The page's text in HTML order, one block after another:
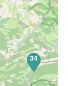
34